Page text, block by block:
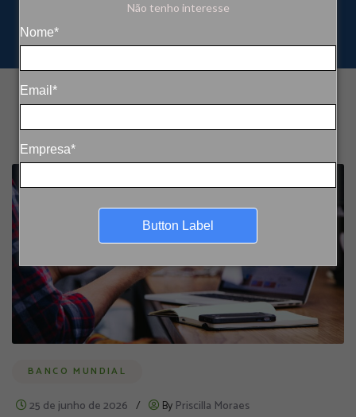
Não tenho interesse
Nome*
Email*
Empresa*
Button Label
BANCO MUNDIAL
25 de junho de 2026 / By Priscilla Moraes